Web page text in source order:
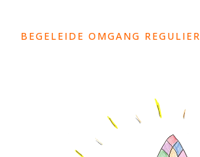
BEGELEIDE OMGANG REGULIER